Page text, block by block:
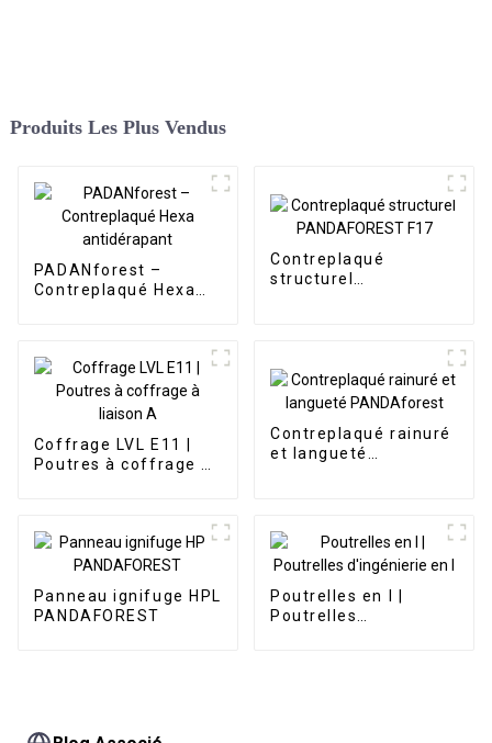
Produits Les Plus Vendus
PADANforest –
Contreplaqué Hexa
Contreplaqué
structurel
Coffrage LVL E11 |
Poutres à coffrage à
Contreplaqué rainuré
et langueté
Panneau ignifuge HPL
PANDAFOREST
Poutrelles en I |
Poutrelles